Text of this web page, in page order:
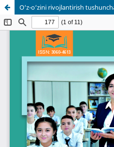
O‘z-o‘zini rivojlantirish